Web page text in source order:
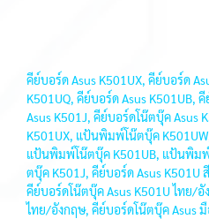
คีย์บอร์ด Asus K501UX, คีย์บอร์ด
K501UQ, คีย์บอร์ด Asus K501UB,
Asus K501J, คีย์บอร์ดโน๊ตบุ๊ค
K501UX, แป้นพิมพ์โน๊ตบุ๊ค
แป้นพิมพ์โน๊ตบุ๊ค K501UB, แป้นพิม
ตบุ๊ค K501J, คีย์บอร์ด Asus K501U
คีย์บอร์ดโน๊ตบุ๊ค Asus K501U ไทย/
ไทย/อังกฤษ, คีย์บอร์ดโน๊ตบุ๊ค Asus